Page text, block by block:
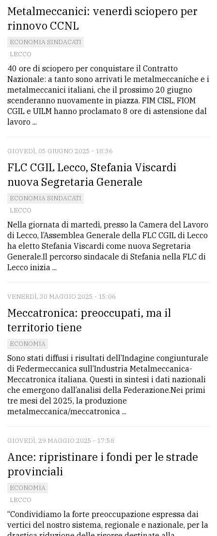
Metalmeccanici: venerdì sciopero per
rinnovo CCNL
ECONOMIA SINDACATI
LECCO
40 ore di sciopero per conquistare il Contratto
Nazionale: a tanto sono arrivati le metalmeccaniche e i
metalmeccanici italiani, che il prossimo 20 giugno
scenderanno nuovamente in piazza. FIM CISL, FIOM
CGIL e UILM hanno proclamato 8 ore di astensione dal
lavoro ...
GIOVEDÌ, 05 GIUGNO 2025 - 18:36
FLC CGIL Lecco, Stefania Viscardi
nuova Segretaria Generale
ECONOMIA SINDACATI
LECCO
Nella giornata di martedì, presso la Camera del Lavoro
di Lecco, l’Assemblea Generale della FLC CGIL di Lecco
ha eletto Stefania Viscardi come nuova Segretaria
Generale.Il percorso sindacale di Stefania nella FLC di
Lecco inizia ...
VENERDÌ, 30 MAGGIO 2025 - 15:06
Meccatronica: preoccupati, ma il
territorio tiene
ECONOMIA
Sono stati diffusi i risultati dell’Indagine congiunturale
di Federmeccanica sull’Industria Metalmeccanica-
Meccatronica italiana. Questi in sintesi i dati nazionali
che emergono dall’analisi della Federazione.Nei primi
tre mesi del 2025, la produzione
metalmeccanica/meccatronica ...
GIOVEDÌ, 29 MAGGIO 2025 - 17:58
Ance: ripristinare i fondi per le strade
provinciali
ECONOMIA
LECCO
“Condividiamo la forte preoccupazione espressa dai
vertici del nostro sistema, regionale e nazionale, per la